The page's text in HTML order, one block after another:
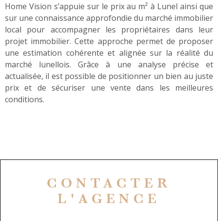
Home Vision s’appuie sur le prix au m² à Lunel ainsi que
sur une connaissance approfondie du marché immobilier
local pour accompagner les propriétaires dans leur
projet immobilier. Cette approche permet de proposer
une estimation cohérente et alignée sur la réalité du
marché lunellois. Grâce à une analyse précise et
actualisée, il est possible de positionner un bien au juste
prix et de sécuriser une vente dans les meilleures
conditions.
CONTACTER
L'AGENCE